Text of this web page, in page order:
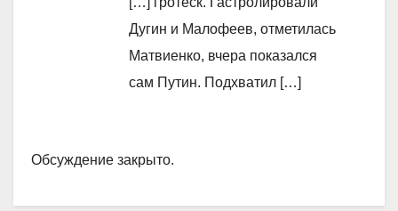
Дугин и Малофеев, отметилась
Матвиенко, вчера показался
сам Путин. Подхватил […]
Обсуждение закрыто.